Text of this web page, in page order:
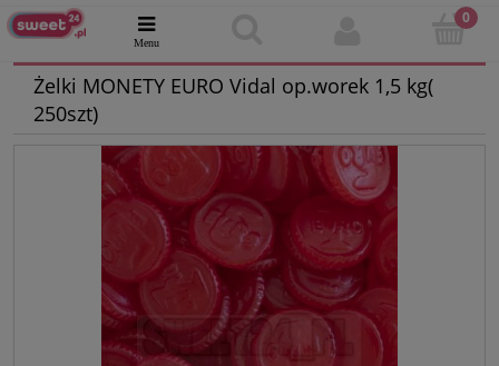
Żelki MONETY EURO Vidal op.worek 1,5 kg(
250szt)